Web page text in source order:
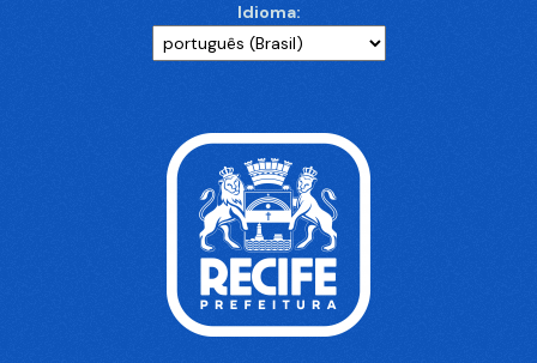
Idioma